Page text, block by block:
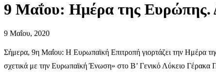
9 Μαΐου: Ημέρα της Ευρώπης.
9 Μαΐου, 2020
Σήμερα, 9η Μαΐου: Η Ευρωπαϊκή Επιτροπή γιορτάζει την Ημέρα
σχετικά με την Ευρωπαϊκή Ένωση» στο Β’ Γενικό Λύκειο Γέρακα